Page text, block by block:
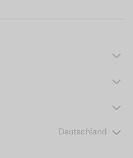
Deutschland